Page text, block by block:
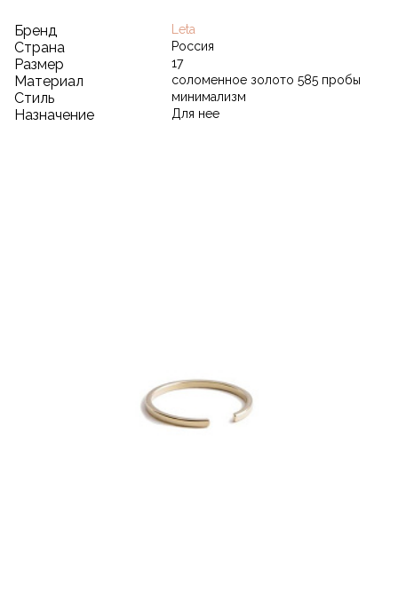
Бренд Leta
Страна Россия
Размер 17
Материал соломенное золото 585 пробы
Стиль минимализм
Назначение Для нее